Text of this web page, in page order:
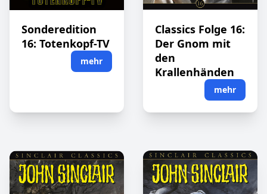
Sonderedition
16: Totenkopf-TV
mehr
Classics Folge 16:
Der Gnom mit
den
Krallenhänden
mehr